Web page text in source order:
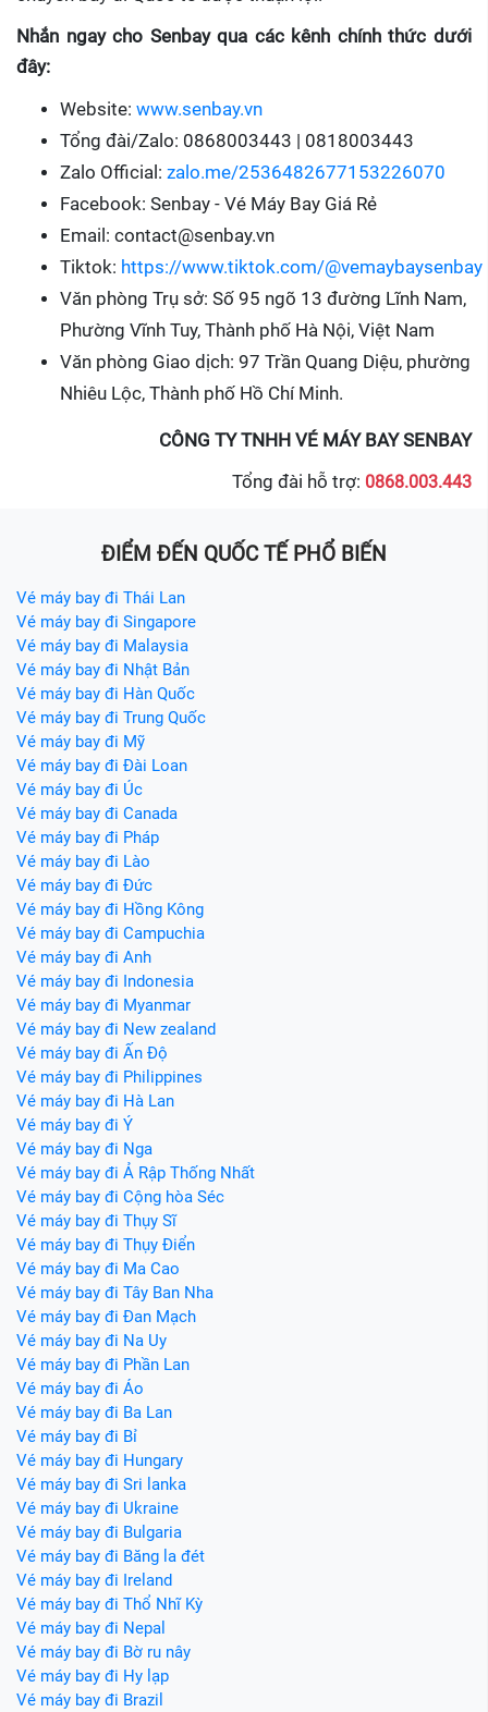
Nhắn ngay cho Senbay qua các kênh chính thức dưới
đây:
Website: www.senbay.vn
Tổng đài/Zalo: 0868003443 | 0818003443
Zalo Official: zalo.me/2536482677153226070
Facebook: Senbay - Vé Máy Bay Giá Rẻ
Email: contact@senbay.vn
Tiktok: https://www.tiktok.com/@vemaybaysenbay
Văn phòng Trụ sở: Số 95 ngõ 13 đường Lĩnh Nam,
Phường Vĩnh Tuy, Thành phố Hà Nội, Việt Nam
Văn phòng Giao dịch: 97 Trần Quang Diệu, phường
Nhiêu Lộc, Thành phố Hồ Chí Minh.
CÔNG TY TNHH VÉ MÁY BAY SENBAY
Tổng đài hỗ trợ: 0868.003.443
ĐIỂM ĐẾN QUỐC TẾ PHỔ BIẾN
Vé máy bay đi Thái Lan
Vé máy bay đi Singapore
Vé máy bay đi Malaysia
Vé máy bay đi Nhật Bản
Vé máy bay đi Hàn Quốc
Vé máy bay đi Trung Quốc
Vé máy bay đi Mỹ
Vé máy bay đi Đài Loan
Vé máy bay đi Úc
Vé máy bay đi Canada
Vé máy bay đi Pháp
Vé máy bay đi Lào
Vé máy bay đi Đức
Vé máy bay đi Hồng Kông
Vé máy bay đi Campuchia
Vé máy bay đi Anh
Vé máy bay đi Indonesia
Vé máy bay đi Myanmar
Vé máy bay đi New zealand
Vé máy bay đi Ấn Độ
Vé máy bay đi Philippines
Vé máy bay đi Hà Lan
Vé máy bay đi Ý
Vé máy bay đi Nga
Vé máy bay đi Ả Rập Thống Nhất
Vé máy bay đi Cộng hòa Séc
Vé máy bay đi Thụy Sĩ
Vé máy bay đi Thụy Điển
Vé máy bay đi Ma Cao
Vé máy bay đi Tây Ban Nha
Vé máy bay đi Đan Mạch
Vé máy bay đi Na Uy
Vé máy bay đi Phần Lan
Vé máy bay đi Áo
Vé máy bay đi Ba Lan
Vé máy bay đi Bỉ
Vé máy bay đi Hungary
Vé máy bay đi Sri lanka
Vé máy bay đi Ukraine
Vé máy bay đi Bulgaria
Vé máy bay đi Băng la đét
Vé máy bay đi Ireland
Vé máy bay đi Thổ Nhĩ Kỳ
Vé máy bay đi Nepal
Vé máy bay đi Bờ ru nây
Vé máy bay đi Hy lạp
Vé máy bay đi Brazil